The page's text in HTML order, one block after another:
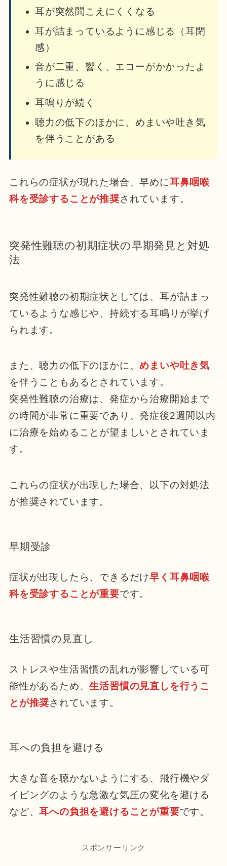
耳が突然聞こえにくくなる
耳が詰まっているように感じる（耳閉
感）
音が二重、響く、エコーがかかったよ
うに感じる
耳鳴りが続く
聴力の低下のほかに、めまいや吐き気
を伴うことがある
これらの症状が現れた場合、早めに耳鼻咽喉
科を受診することが推奨されています。
突発性難聴の初期症状の早期発見と対処
法
突発性難聴の初期症状としては、耳が詰まっ
ているような感じや、持続する耳鳴りが挙げ
られます。
また、聴力の低下のほかに、めまいや吐き気
を伴うこともあるとされています。
突発性難聴の治療は、発症から治療開始まで
の時間が非常に重要であり、発症後2週間以内
に治療を始めることが望ましいとされていま
す。
これらの症状が出現した場合、以下の対処法
が推奨されています。
早期受診
症状が出現したら、できるだけ早く耳鼻咽喉
科を受診することが重要です。
生活習慣の見直し
ストレスや生活習慣の乱れが影響している可
能性があるため、生活習慣の見直しを行うこ
とが推奨されています。
耳への負担を避ける
大きな音を聴かないようにする、飛行機やダ
イビングのような急激な気圧の変化を避ける
など、耳への負担を避けることが重要です。
スポンサーリンク